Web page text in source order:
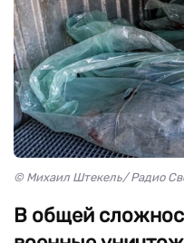
© Михаил Штекель/ Радио
В общей